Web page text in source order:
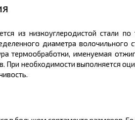
из низкоуглеродистой стали
диаметра
термообработки, именуемая
При необходимости выполняется